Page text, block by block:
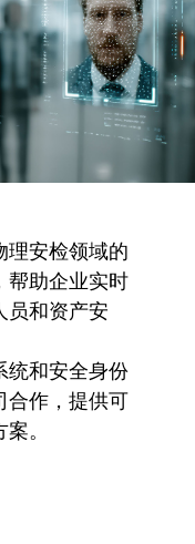
理安检领域的
帮助企业实时
员和资产安
统和安全身份
合作，提供可
。